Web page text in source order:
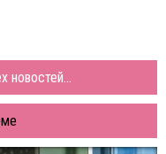
новостей...